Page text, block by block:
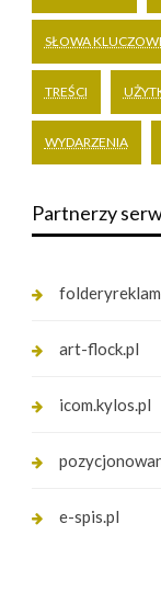
SŁOWA
TREŚCI
WYDARZENIA
Partnerzy
art-flock.pl
icom.kylos.pl
e-spis.pl